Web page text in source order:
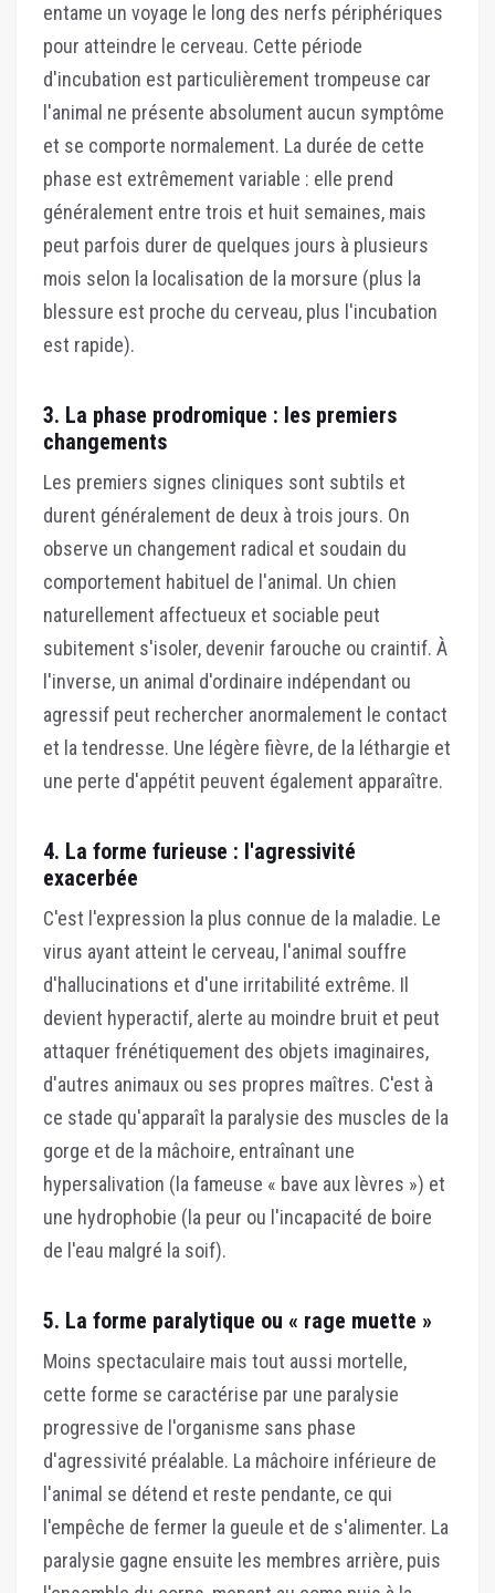
entame un voyage le long des nerfs périphériques
pour atteindre le cerveau. Cette période
d'incubation est particulièrement trompeuse car
l'animal ne présente absolument aucun symptôme
et se comporte normalement. La durée de cette
phase est extrêmement variable : elle prend
généralement entre trois et huit semaines, mais
peut parfois durer de quelques jours à plusieurs
mois selon la localisation de la morsure (plus la
blessure est proche du cerveau, plus l'incubation
est rapide).
3. La phase prodromique : les premiers
changements
Les premiers signes cliniques sont subtils et
durent généralement de deux à trois jours. On
observe un changement radical et soudain du
comportement habituel de l'animal. Un chien
naturellement affectueux et sociable peut
subitement s'isoler, devenir farouche ou craintif. À
l'inverse, un animal d'ordinaire indépendant ou
agressif peut rechercher anormalement le contact
et la tendresse. Une légère fièvre, de la léthargie et
une perte d'appétit peuvent également apparaître.
4. La forme furieuse : l'agressivité
exacerbée
C'est l'expression la plus connue de la maladie. Le
virus ayant atteint le cerveau, l'animal souffre
d'hallucinations et d'une irritabilité extrême. Il
devient hyperactif, alerte au moindre bruit et peut
attaquer frénétiquement des objets imaginaires,
d'autres animaux ou ses propres maîtres. C'est à
ce stade qu'apparaît la paralysie des muscles de la
gorge et de la mâchoire, entraînant une
hypersalivation (la fameuse « bave aux lèvres ») et
une hydrophobie (la peur ou l'incapacité de boire
de l'eau malgré la soif).
5. La forme paralytique ou « rage muette »
Moins spectaculaire mais tout aussi mortelle,
cette forme se caractérise par une paralysie
progressive de l'organisme sans phase
d'agressivité préalable. La mâchoire inférieure de
l'animal se détend et reste pendante, ce qui
l'empêche de fermer la gueule et de s'alimenter. La
paralysie gagne ensuite les membres arrière, puis